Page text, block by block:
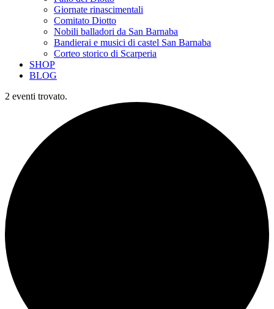
Giornate rinascimentali
Comitato Diotto
Nobili balladori da San Barnaba
Bandierai e musici di castel San Barnaba
Corteo storico di Scarperia
SHOP
BLOG
2 eventi trovato.